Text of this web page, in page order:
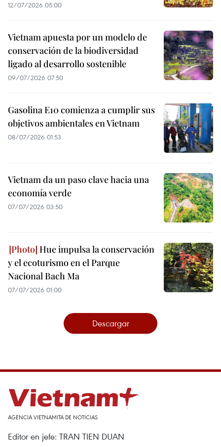
12/07/2026 05:00
Vietnam apuesta por un modelo de
conservación de la biodiversidad
ligado al desarrollo sostenible
09/07/2026 07:50
Gasolina E10 comienza a cumplir sus
objetivos ambientales en Vietnam
08/07/2026 01:53
Vietnam da un paso clave hacia una
economía verde
07/07/2026 03:50
Hue impulsa la conservación
y el ecoturismo en el Parque
Nacional Bach Ma
07/07/2026 01:00
Descargar
AGENCIA VIETNAMITA DE NOTICIAS
Editor en jefe: TRAN TIEN DUAN